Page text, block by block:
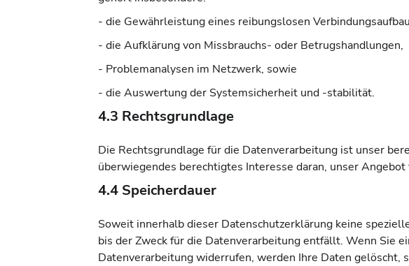
- die Gewährleistung eines reibungslosen
- die Aufklärung von Missbrauchs- oder Betrugshandlungen,
- Problemanalysen im Netzwerk, sowie
- die Auswertung der Systemsicherheit und ‑stabilität.
4.3 Rechtsgrundlage
Die Rechtsgrundlage für die Datenverarbeitung ist unser
überwiegendes berechtigtes Interesse daran, unser
4.4 Speicherdauer
Soweit innerhalb dieser Datenschutzerklärung keine
bis der Zweck für die Datenverarbeitung entfällt. Wenn Sie
Datenverarbeitung widerrufen, werden Ihre Daten gelöscht,